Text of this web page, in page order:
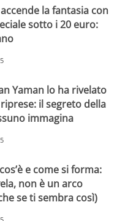
la fantasia con
sotto i 20 euro:
Yaman lo ha rivelato
il segreto della
immagina
e come si forma:
non è un arco
se ti sembra così)